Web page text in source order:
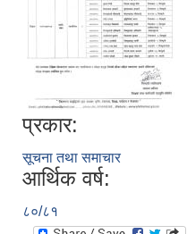
प्रकार:
सूचना तथा समाचार
आर्थिक वर्ष:
८०/८१